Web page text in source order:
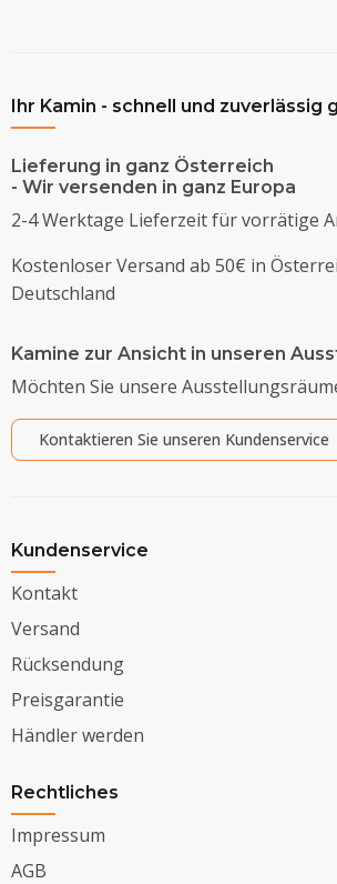
Ihr Kamin - schnell und zuverlässig
Lieferung in ganz Österreich
- Wir versenden in ganz Europa
2-4 Werktage Lieferzeit für vorrätige
Kostenloser Versand ab 50€ in
Deutschland
Kamine zur Ansicht in unseren
Möchten Sie unsere
Kontaktieren Sie unseren Kundenservice
Kundenservice
Kontakt
Versand
Rücksendung
Preisgarantie
Händler werden
Rechtliches
Impressum
AGB